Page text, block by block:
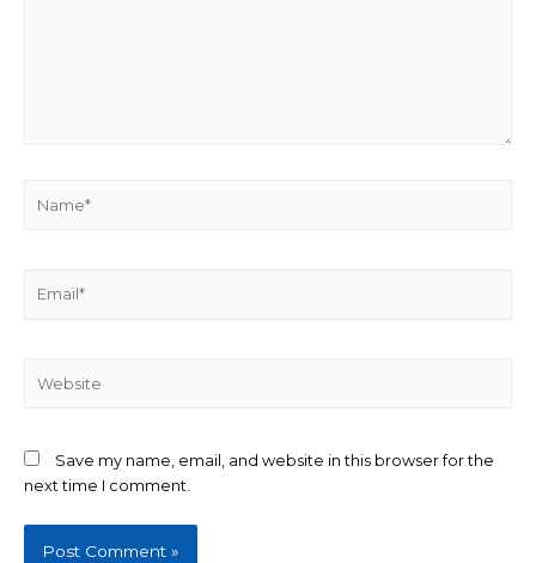
Save my name, email, and website in this browser for the
next time I comment.